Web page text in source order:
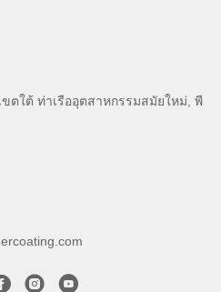
ตใต้ ท่าเรืออุตสาหกรรมสมัยใหม่, พี